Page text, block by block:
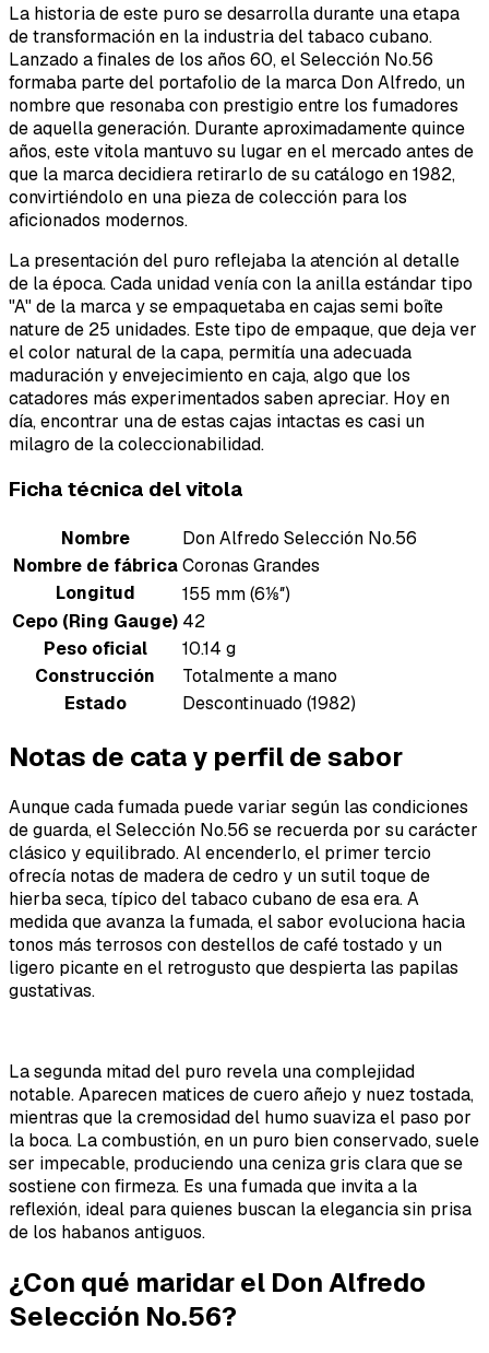
La historia de este puro se desarrolla durante una etapa
de transformación en la industria del tabaco cubano.
Lanzado a finales de los años 60, el Selección No.56
formaba parte del portafolio de la marca Don Alfredo, un
nombre que resonaba con prestigio entre los fumadores
de aquella generación. Durante aproximadamente quince
años, este vitola mantuvo su lugar en el mercado antes de
que la marca decidiera retirarlo de su catálogo en 1982,
convirtiéndolo en una pieza de colección para los
aficionados modernos.
La presentación del puro reflejaba la atención al detalle
de la época. Cada unidad venía con la anilla estándar tipo
"A" de la marca y se empaquetaba en cajas semi boîte
nature de 25 unidades. Este tipo de empaque, que deja ver
el color natural de la capa, permitía una adecuada
maduración y envejecimiento en caja, algo que los
catadores más experimentados saben apreciar. Hoy en
día, encontrar una de estas cajas intactas es casi un
milagro de la coleccionabilidad.
Ficha técnica del vitola
Nombre
Don Alfredo Selección No.56
Nombre de fábrica Coronas Grandes
Longitud
155 mm (6⅛″)
Cepo (Ring Gauge) 42
Peso oficial
10.14 g
Construcción
Totalmente a mano
Estado
Descontinuado (1982)
Notas de cata y perfil de sabor
Aunque cada fumada puede variar según las condiciones
de guarda, el Selección No.56 se recuerda por su carácter
clásico y equilibrado. Al encenderlo, el primer tercio
ofrecía notas de madera de cedro y un sutil toque de
hierba seca, típico del tabaco cubano de esa era. A
medida que avanza la fumada, el sabor evoluciona hacia
tonos más terrosos con destellos de café tostado y un
ligero picante en el retrogusto que despierta las papilas
gustativas.
La segunda mitad del puro revela una complejidad
notable. Aparecen matices de cuero añejo y nuez tostada,
mientras que la cremosidad del humo suaviza el paso por
la boca. La combustión, en un puro bien conservado, suele
ser impecable, produciendo una ceniza gris clara que se
sostiene con firmeza. Es una fumada que invita a la
reflexión, ideal para quienes buscan la elegancia sin prisa
de los habanos antiguos.
¿Con qué maridar el Don Alfredo
Selección No.56?